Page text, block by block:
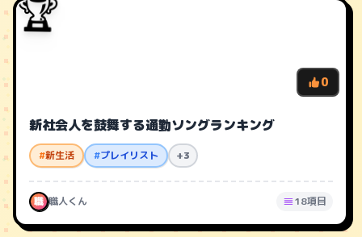
🏆
0
新社会人を鼓舞する通勤ソングランキング
#新生活 #プレイリスト +3
職 職人くん 18項目